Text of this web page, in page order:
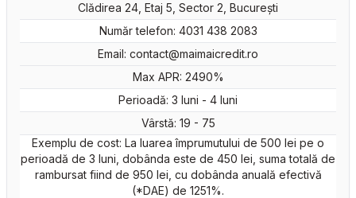
Clădirea 24, Etaj 5, Sector 2, Bucureşti
Număr telefon: 4031 438 2083
Email: contact@maimaicredit.ro
Max APR: 2490%
Perioadă: 3 luni - 4 luni
Vârstă: 19 - 75
Exemplu de cost: La luarea împrumutului de 500 lei pe o
perioadă de 3 luni, dobânda este de 450 lei, suma totală de
rambursat fiind de 950 lei, cu dobânda anuală efectivă
(*DAE) de 1251%.